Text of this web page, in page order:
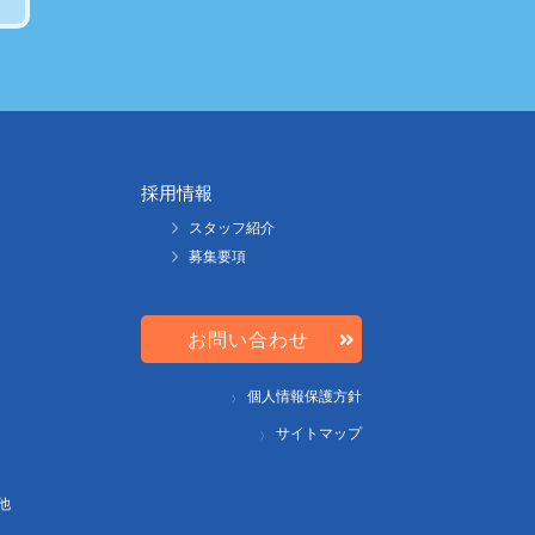
採用情報
スタッフ紹介
募集要項
お問い合わせ
個人情報保護方針
サイトマップ